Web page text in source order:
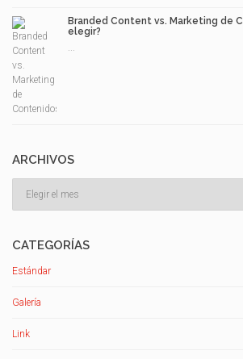
Branded Content vs. Marketing de
elegir?
...
ARCHIVOS
CATEGORÍAS
Estándar
Galería
Link